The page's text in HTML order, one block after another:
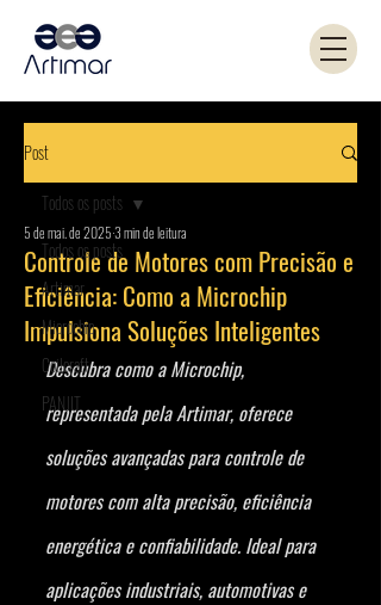
Post
Todos os posts
Artimar
Microchip
Coilcraft
PANJIT
Todos os posts
Controle de Motores com Precisão e
Eficiência: Como a Microchip
Impulsiona Soluções Inteligentes
5 de mai. de 20253 min de leitura
Descubra como a Microchip,
representada pela Artimar, oferece
soluções avançadas para controle de
motores com alta precisão, eficiência
energética e confiabilidade. Ideal para
aplicações industriais, automotivas e